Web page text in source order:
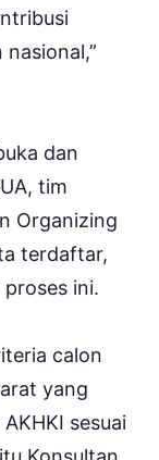
dan
tim
Organizing
terdaftar,
ini.
calon
yang
sesuai